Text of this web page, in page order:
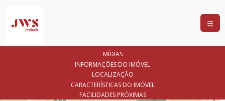
COMPRAR
LANÇAMENTOS
MÍDIAS
INFORMAÇÕES DO IMÓVEL
LOCALIZAÇÃO
CARACTERÍSTICAS DO IMÓVEL
FACILIDADES PRÓXIMAS